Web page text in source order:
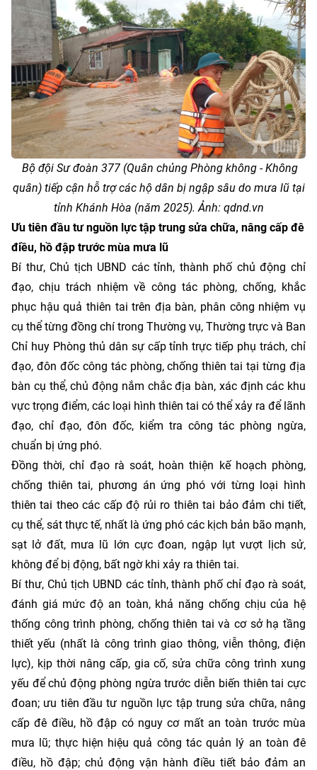
Bộ đội Sư đoàn 377 (Quân chủng Phòng không - Không
quân) tiếp cận hỗ trợ các hộ dân bị ngập sâu do mưa lũ tại
tỉnh Khánh Hòa (năm 2025). Ảnh: qdnd.vn
Ưu tiên đầu tư nguồn lực tập trung sửa chữa, nâng cấp đê
điều, hồ đập trước mùa mưa lũ
Bí thư, Chủ tịch UBND các tỉnh, thành phố chủ động chỉ
đạo, chịu trách nhiệm về công tác phòng, chống, khắc
phục hậu quả thiên tai trên địa bàn, phân công nhiệm vụ
cụ thể từng đồng chí trong Thường vụ, Thường trực và Ban
Chỉ huy Phòng thủ dân sự cấp tỉnh trực tiếp phụ trách, chỉ
đạo, đôn đốc công tác phòng, chống thiên tai tại từng địa
bàn cụ thể, chủ động nắm chắc địa bàn, xác định các khu
vực trọng điểm, các loại hình thiên tai có thể xảy ra để lãnh
đạo, chỉ đạo, đôn đốc, kiểm tra công tác phòng ngừa,
chuẩn bị ứng phó.
Đồng thời, chỉ đạo rà soát, hoàn thiện kế hoạch phòng,
chống thiên tai, phương án ứng phó với từng loại hình
thiên tai theo các cấp độ rủi ro thiên tai bảo đảm chi tiết,
cụ thể, sát thực tế, nhất là ứng phó các kịch bản bão mạnh,
sạt lở đất, mưa lũ lớn cực đoan, ngập lụt vượt lịch sử,
không để bị động, bất ngờ khi xảy ra thiên tai.
Bí thư, Chủ tịch UBND các tỉnh, thành phố chỉ đạo rà soát,
đánh giá mức độ an toàn, khả năng chống chịu của hệ
thống công trình phòng, chống thiên tai và cơ sở hạ tầng
thiết yếu (nhất là công trình giao thông, viễn thông, điện
lực), kịp thời nâng cấp, gia cố, sửa chữa công trình xung
yếu để chủ động phòng ngừa trước diễn biến thiên tai cực
đoan; ưu tiên đầu tư nguồn lực tập trung sửa chữa, nâng
cấp đê điều, hồ đập có nguy cơ mất an toàn trước mùa
mưa lũ; thực hiện hiệu quả công tác quản lý an toàn đê
điều, hồ đập; chủ động vận hành điều tiết bảo đảm an